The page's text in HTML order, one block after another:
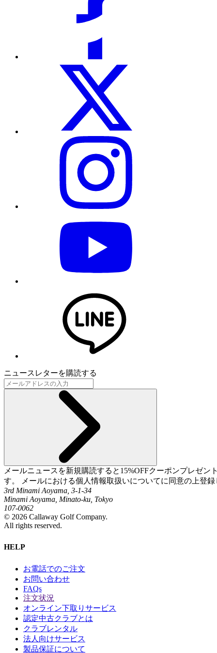
ニュースレターを購読する
メールニュースを新規購読すると15%OFFクーポンプレゼ
す。 メールにおける個人情報取扱いについてに同意の上登
3rd Minami Aoyama, 3-1-34
Minami Aoyama, Minato-ku, Tokyo
107-0062
© 2026 Callaway Golf Company.
All rights reserved.
HELP
お電話でのご注文
お問い合わせ
FAQs
注文状況
オンライン下取りサービス
認定中古クラブとは
クラブレンタル
法人向けサービス
製品保証について